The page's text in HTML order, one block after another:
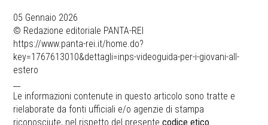
05 Gennaio 2026
© Redazione editoriale PANTA-REI
https://www.panta-rei.it/home.do?
key=1767613010&dettagli=inps-videoguida-per-i-giovani-all-
estero
Le informazioni contenute in questo articolo sono tratte e
rielaborate da fonti ufficiali e/o agenzie di stampa
riconosciute, nel rispetto del presentecodice etico